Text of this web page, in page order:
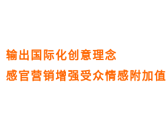
输出国际化创意理念
感官营销增强受众情感附加值